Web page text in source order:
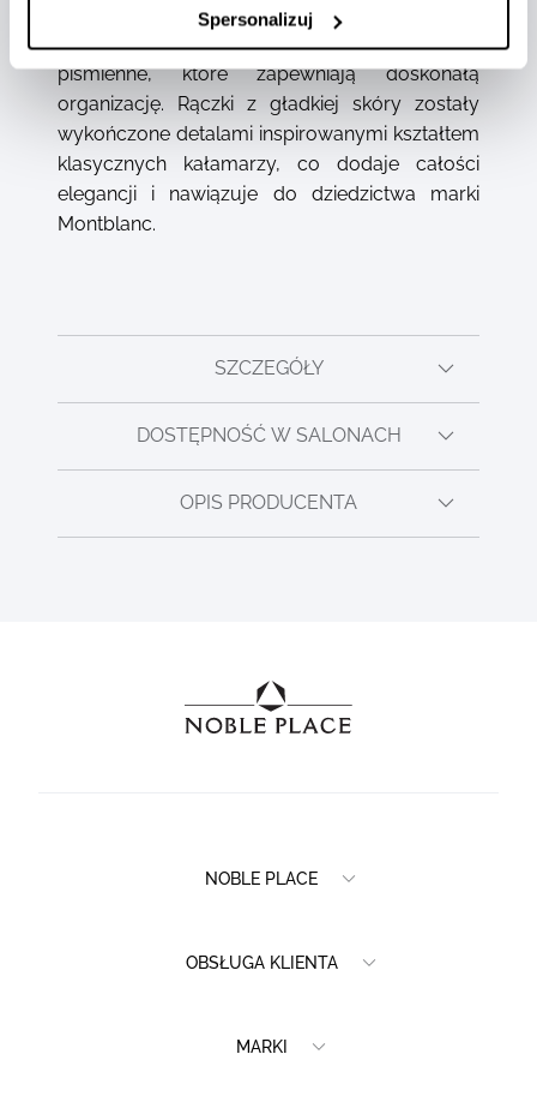
Spersonalizuj
znajdują się dwie otwarte kieszenie oraz dwie
dedykowane przegrody na instrumenty
piśmienne, które zapewniają doskonałą
organizację. Rączki z gładkiej skóry zostały
wykończone detalami inspirowanymi kształtem
klasycznych kałamarzy, co dodaje całości
elegancji i nawiązuje do dziedzictwa marki
Montblanc.
SZCZEGÓŁY
DOSTĘPNOŚĆ W SALONACH
OPIS PRODUCENTA
NOBLE PLACE
OBSŁUGA KLIENTA
MARKI